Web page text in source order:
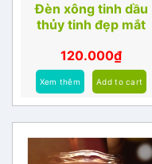
Đèn xông tinh dầu
thủy tinh đẹp mắt
120.000₫
Xem thêm Add to cart